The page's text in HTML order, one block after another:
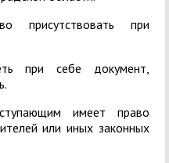
присутствовать при
при себе документ,
имеет право
или иных законных